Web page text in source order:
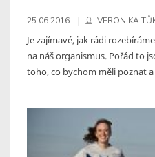
25.06.2016 VERONIKA
Je zajímavé, jak rádi
na náš organismus. Pořád to
toho, co bychom měli poznat